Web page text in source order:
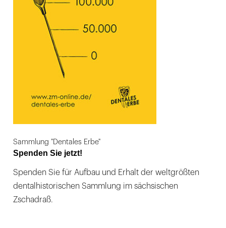
Sammlung "Dentales Erbe"
Spenden Sie jetzt!
Spenden Sie für Aufbau und Erhalt der weltgrößten
dentalhistorischen Sammlung im sächsischen
Zschadraß.